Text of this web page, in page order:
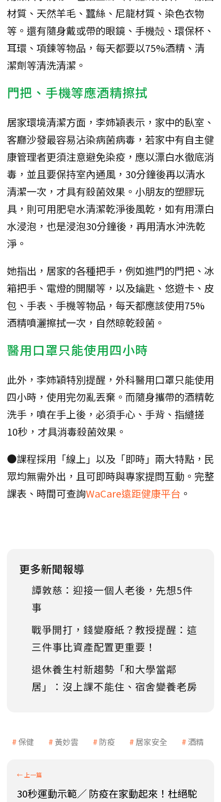
材質、天然羊毛、蠶絲、尼龍材質、染色衣物
等。還有隨身戴或帶的眼鏡、手機殻、環保杯、
耳環、項鍊等物品，每天都要以75%酒精、清
潔劑等清洗清潔。
門把、手機等應酒精擦拭
居家環境清潔方面，李姉穎表示，家中的臥室、
客廳沙發最容易沾染病菌病毒，若家中有自主健
康管理者更須注意避免染疫，應以漂白水徹底消
毒，並且要保持室內通風，30分鐘後再以清水
清潔一次，才具有殺菌效果。小朋友的塑膠玩
具，則可用肥皂水清潔乾淨後風乾，如有用漂白
水浸泡，也是浸泡30分鐘後，再用清水沖洗乾
淨。
她指出，居家的各種把手，例如進門的門把、冰
箱把手、電燈的開關等，以及鑰匙、悠遊卡、皮
包、手表、手機等物品，每天都應該使用75%
酒精噴灑擦拭一次，自然晾乾殺菌。
醫用口罩只能使用四小時
此外，李姉穎特別提醒，外科醫用口罩只能使用
四小時，使用完勿亂丟棄。而隨身攜帶的酒精乾
洗手，噴在手上後，必須手心、手背、指縫搓
10秒，才具消毒殺菌效果。
●課程採用「線上」以及「即時」兩大特點，民
眾均無需外出，且可即時與專家提問互動。完整
課表、時間可查詢WaCare遠距健康平台 。
更多新聞報導
譚敦慈：迎接一個人老後，先想5件
事
戰爭開打，錢變廢紙？教授提醒：這
三件事比資產配置更重要！
退休養生村新趨勢「和大學當鄰
居」：沒上課不能住、宿舍變養老房
保健 黃妙雲 防疫 居家安全 酒精
30秒運動示範／ 防疫在家動起來！杜絕駝